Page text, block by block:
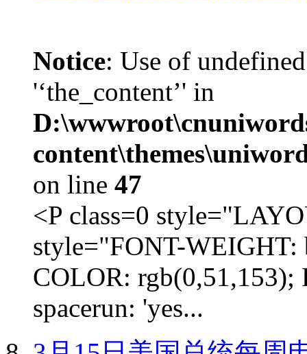
Notice: Use of
'‘the_content’' in
on line 47
<P class=0
style="FONT-
COLOR:
spacerun: 'yes...